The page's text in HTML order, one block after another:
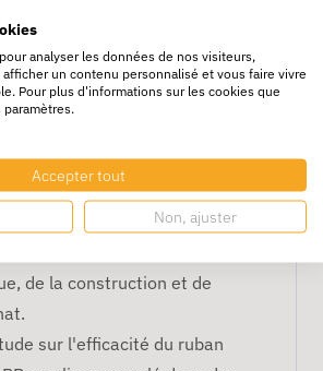
recyclé par rapport aux
Applications et
et expédition dans divers
industriels.
de la construction et de
sur l'efficacité du ruban
analyser les données de nos visiteurs,
un contenu personnalisé et vous faire vivre
Pour plus d'informations sur les cookies que
Accepter tout
Non, ajuster